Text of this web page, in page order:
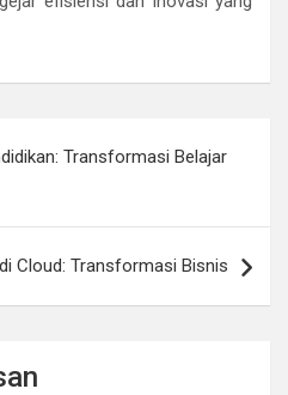
Transformasi Belajar
Cloud: Transformasi Bisnis